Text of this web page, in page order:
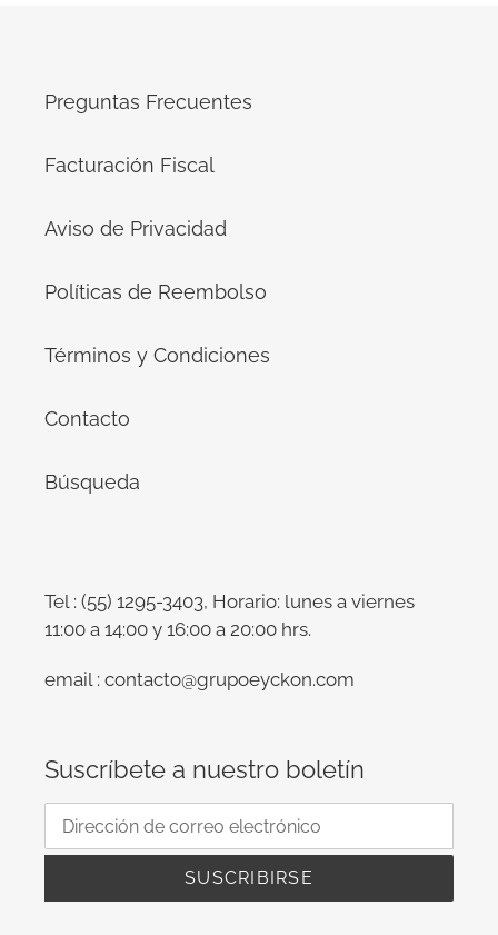
Preguntas Frecuentes
Facturación Fiscal
Aviso de Privacidad
Políticas de Reembolso
Términos y Condiciones
Contacto
Búsqueda
Tel : (55) 1295-3403, Horario: lunes a viernes
11:00 a 14:00 y 16:00 a 20:00 hrs.
email : contacto@grupoeyckon.com
Suscríbete a nuestro boletín
SUSCRIBIRSE